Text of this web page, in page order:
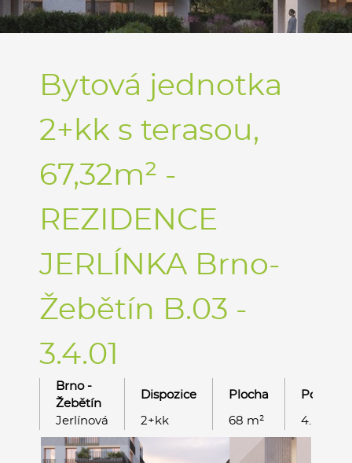
Bytová jednotka
2+kk s terasou,
67,32m² -
REZIDENCE
JERLÍNKA Brno-
Žebětín B.03 -
3.4.01
Brno -
Žebětín
Dispozice Plocha Podlaží
Jerlínová 2+kk 68 m² 4. NP